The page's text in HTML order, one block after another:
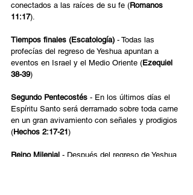
conectados a las raíces de su fe (Romanos
11:17).
Tiempos finales (Escatología) - Todas las
profecías del regreso de Yeshua apuntan a
eventos en Israel y el Medio Oriente (Ezequiel
38-39)
Segundo Pentecostés - En los últimos días el
Espíritu Santo será derramado sobre toda carne
en un gran avivamiento con señales y prodigios
(Hechos 2:17-21)
Reino Milenial - Después del regreso de Yeshua